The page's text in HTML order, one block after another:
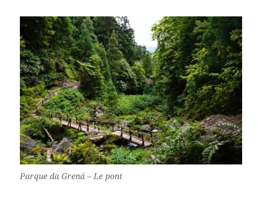
Parque da Grená – Le pont